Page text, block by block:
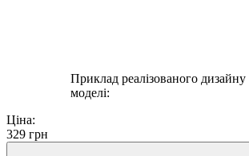
Приклад реалізованого дизайну
моделі:
Ціна:
329 грн